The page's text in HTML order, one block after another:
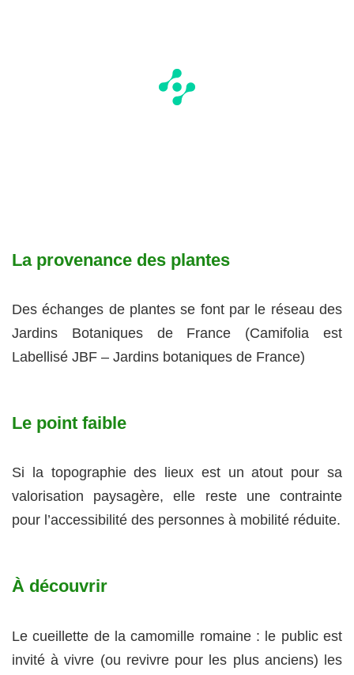
La provenance des plantes
Des échanges de plantes se font par le réseau des
Jardins Botaniques de France (Camifolia est
Labellisé JBF – Jardins botaniques de France)
Le point faible
Si la topographie des lieux est un atout pour sa
valorisation paysagère, elle reste une contrainte
pour l’accessibilité des personnes à mobilité réduite.
À découvrir
Le cueillette de la camomille romaine : le public est
invité à vivre (ou revivre pour les plus anciens) les